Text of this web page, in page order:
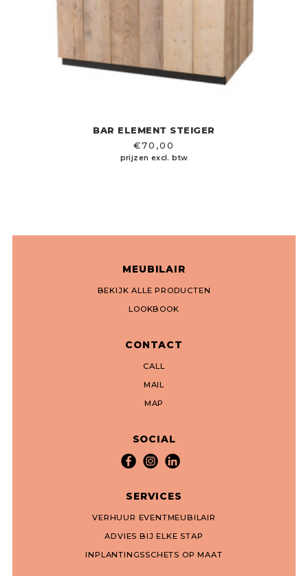
BAR ELEMENT STEIGER
€70,00
prijzen excl. btw
MEUBILAIR
BEKIJK ALLE PRODUCTEN
LOOKBOOK
CONTACT
CALL
MAIL
MAP
SOCIAL
SERVICES
VERHUUR EVENTMEUBILAIR
ADVIES BIJ ELKE STAP
INPLANTINGSSCHETS OP MAAT